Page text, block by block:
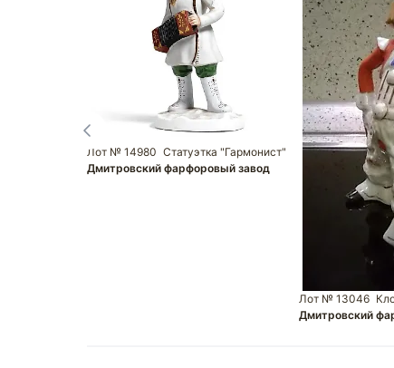
Лот № 14980 Статуэтка "Гармонист"
Дмитровский фарфоровый завод
Лот № 13046
Дмитровский